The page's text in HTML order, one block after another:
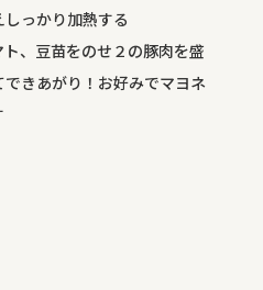
っかり加熱する
ト、豆苗をのせ２の豚肉を盛
きあがり！お好みでマヨネ